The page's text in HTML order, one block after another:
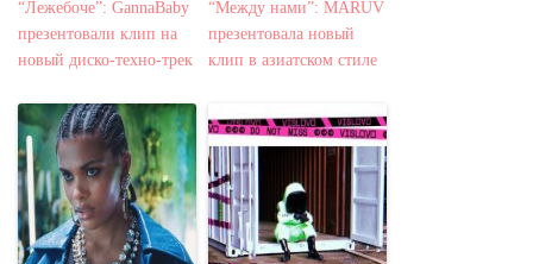
“Лежебоче”: GannaBaby
презентовали клип на
новый диско-техно-трек
“Между нами”: MARUV
презентовала новый
клип в азиатском стиле